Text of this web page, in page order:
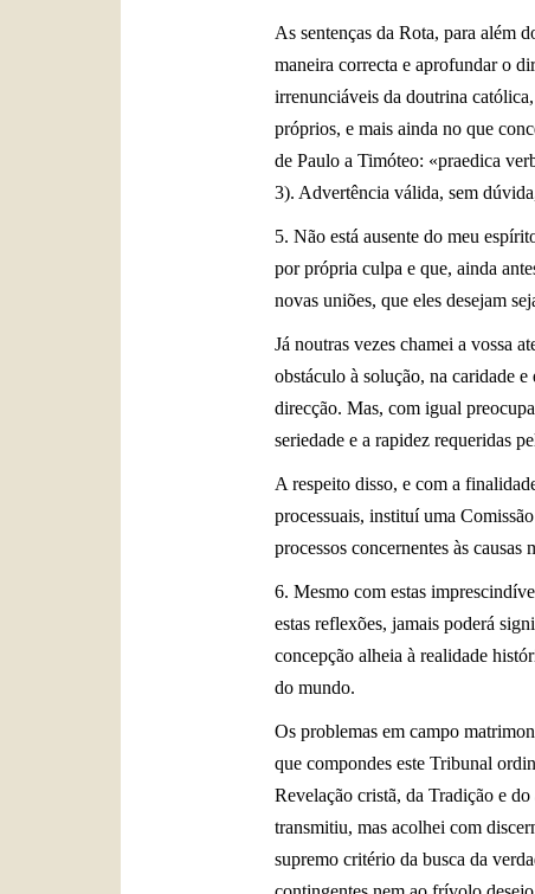
As sentenças da Rota, para além
maneira correcta e aprofundar o
irrenunciáveis da doutrina
próprios, e mais ainda no que
de Paulo a Timóteo: «praedica
3). Advertência válida, sem
5. Não está ausente do meu
por própria culpa e que, ainda
novas uniões, que eles desejam
Já noutras vezes chamei a vossa
obstáculo à solução, na caridade
direcção. Mas, com igual
seriedade e a rapidez requeridas
A respeito disso, e com a
processuais, instituí uma
processos concernentes às causas
6. Mesmo com estas
estas reflexões, jamais poderá
concepção alheia à realidade
do mundo.
Os problemas em campo
que compondes este Tribunal
Revelação cristã, da Tradição e
transmitiu, mas acolhei com
supremo critério da busca da